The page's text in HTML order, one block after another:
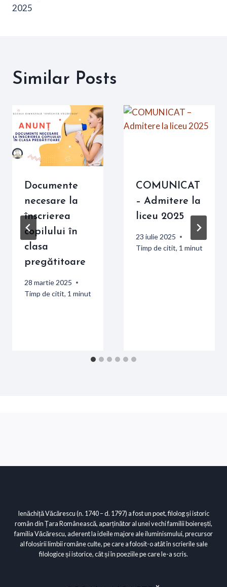
2025
Similar Posts
Documente
necesare la
înscrierea
copilului în
clasa
pregătitoare
28 martie 2025
Timp de citit, 1 minut
COMUNICAT
– Admitere la
liceu 2025
23 iulie 2025
Timp de citit, 1 minut
Ienăchiță Văcărescu (n. 1740 – d. 1797) a fost un poet, filolog și istoric
român din Țara Românească, aparținător al unei vechi familii boierești,
familia Văcărescu, aderent la ideile majore ale iluminismului, precursor
al folosirii limbii române culte, pe care a folosit-o atât în scrierile sale
filologice și istorice, cât și în poeziile pe care le-a scris.